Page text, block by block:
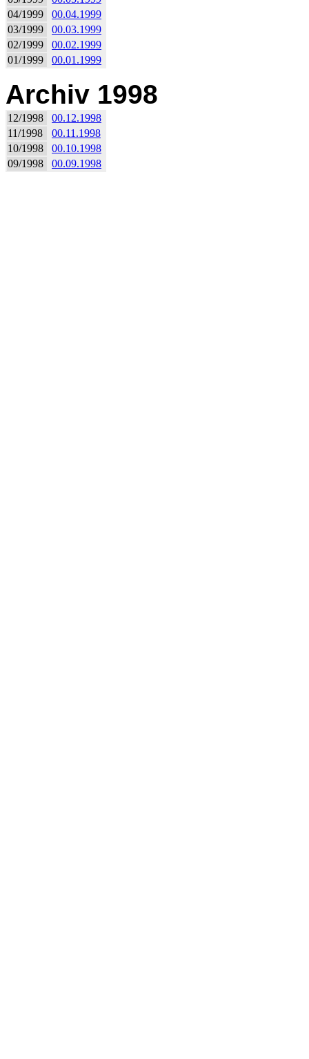
04/1999
00.04.1999
03/1999
00.03.1999
02/1999
00.02.1999
01/1999
00.01.1999
Archiv 1998
12/1998
00.12.1998
11/1998
00.11.1998
10/1998
00.10.1998
09/1998
00.09.1998